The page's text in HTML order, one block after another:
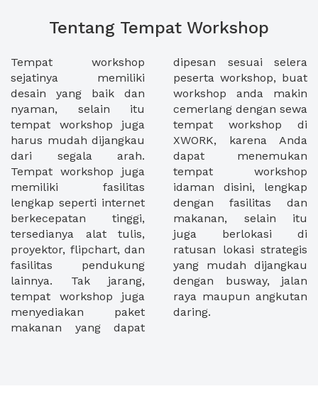
Tentang Tempat Workshop
Tempat workshop
sejatinya memiliki
desain yang baik dan
nyaman, selain itu
tempat workshop juga
harus mudah dijangkau
dari segala arah.
Tempat workshop juga
memiliki fasilitas
lengkap seperti internet
berkecepatan tinggi,
tersedianya alat tulis,
proyektor, flipchart, dan
fasilitas pendukung
lainnya. Tak jarang,
tempat workshop juga
menyediakan paket
makanan yang dapat
dipesan sesuai selera
peserta workshop, buat
workshop anda makin
cemerlang dengan sewa
tempat workshop di
XWORK, karena Anda
dapat menemukan
tempat workshop
idaman disini, lengkap
dengan fasilitas dan
makanan, selain itu
juga berlokasi di
ratusan lokasi strategis
yang mudah dijangkau
dengan busway, jalan
raya maupun angkutan
daring.